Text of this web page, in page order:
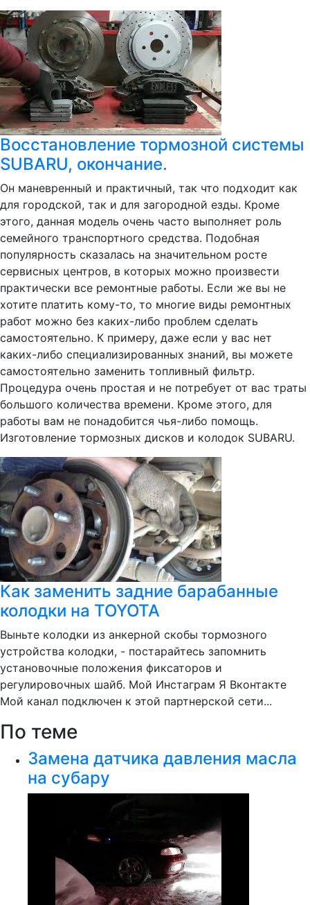
Восстановление тормозной системы
SUBARU, окончание.
Он маневренный и практичный, так что подходит как
для городской, так и для загородной езды. Кроме
этого, данная модель очень часто выполняет роль
семейного транспортного средства. Подобная
популярность сказалась на значительном росте
сервисных центров, в которых можно произвести
практически все ремонтные работы. Если же вы не
хотите платить кому-то, то многие виды ремонтных
работ можно без каких-либо проблем сделать
самостоятельно. К примеру, даже если у вас нет
каких-либо специализированных знаний, вы можете
самостоятельно заменить топливный фильтр.
Процедура очень простая и не потребует от вас траты
большого количества времени. Кроме этого, для
работы вам не понадобится чья-либо помощь.
Изготовление тормозных дисков и колодок SUBARU.
Как заменить задние барабанные
колодки на TOYOTA
Выньте колодки из анкерной скобы тормозного
устройства колодки, - постарайтесь запомнить
установочные положения фиксаторов и
регулировочных шайб. Мой Инстаграм Я Вконтакте
Мой канал подключен к этой партнерской сети...
По теме
Замена датчика давления масла
на субару